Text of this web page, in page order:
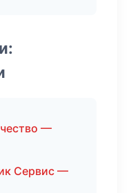
—
Сервис —